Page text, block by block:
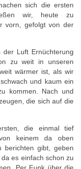
sich die ersten
wir, heute zu
vorn, gefolgt von der
Luft Ernüchterung
zu weit in unseren
wärmer ist, als wir
und kaum ein
kommen. Nach und
die sich auf die
die einmal tief
keinem da oben
berichten gibt, geben
es einfach schon zu
Per Funk über die